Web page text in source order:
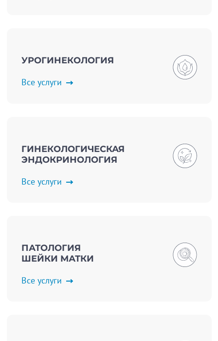
УРОГИНЕКОЛОГИЯ
Все услуги
ГИНЕКОЛОГИЧЕСКАЯ
ЭНДОКРИНОЛОГИЯ
Все услуги
ПАТОЛОГИЯ
ШЕЙКИ МАТКИ
Все услуги